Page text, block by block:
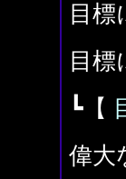
目標
目標
┗【
偉大